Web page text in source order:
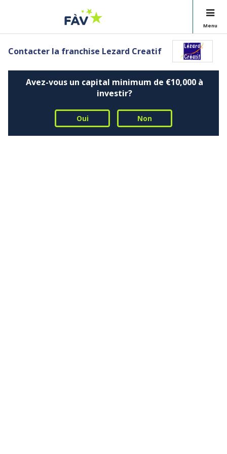
Menu
Contacter la franchise Lezard Creatif
Avez-vous un capital minimum de €10,000 à
investir?
Oui Non